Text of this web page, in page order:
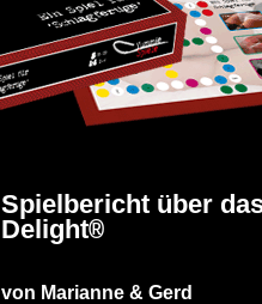
Spielbericht über
Delight®
von Marianne & Gerd